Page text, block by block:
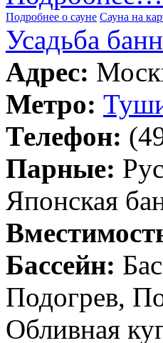
Подробнее о сауне Сауна на
Усадьба
Адрес:
Метро:
Телефон:
Парные:
Японская
Бассейн:
Подогрев,
Обливная